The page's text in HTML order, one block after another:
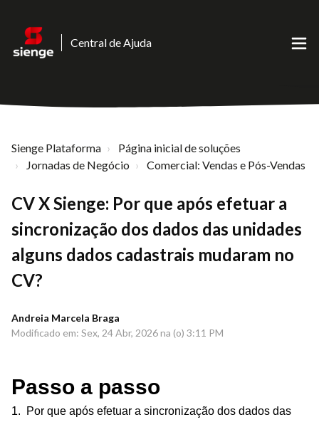
Central de Ajuda
Sienge Plataforma
Página inicial de soluções
Jornadas de Negócio
Comercial: Vendas e Pós-Vendas
CV X Sienge: Por que após efetuar a
sincronização dos dados das unidades
alguns dados cadastrais mudaram no
CV?
Andreia Marcela Braga
Modificado em: Sex, 24 Abr, 2026 na (o) 3:11 PM
Passo a passo
1. Por que após efetuar a sincronização dos dados das